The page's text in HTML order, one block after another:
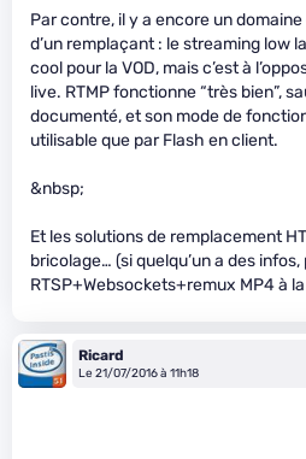
Par contre, il y a encore un
d’un remplaçant : le streaming low
cool pour la VOD, mais c’est à
live. RTMP fonctionne “très bien”,
documenté, et son mode de
utilisable que par Flash en client.
&nbsp;
Et les solutions de remplacement
bricolage… (si quelqu’un a des infos,
RTSP+Websockets+remux MP4 à
Ricard
Le 21/07/2016 à 11h18